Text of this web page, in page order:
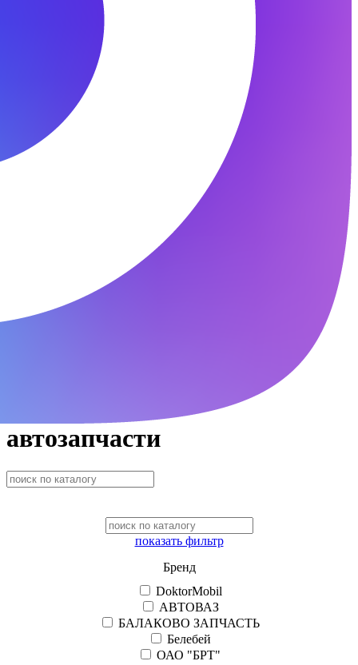
автозапчасти
показать фильтр
Бренд
DoktorMobil
АВТОВАЗ
БАЛАКОВО ЗАПЧАСТЬ
Белебей
ОАО "БРТ"